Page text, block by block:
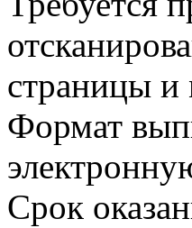
страницы и
Формат
Срок